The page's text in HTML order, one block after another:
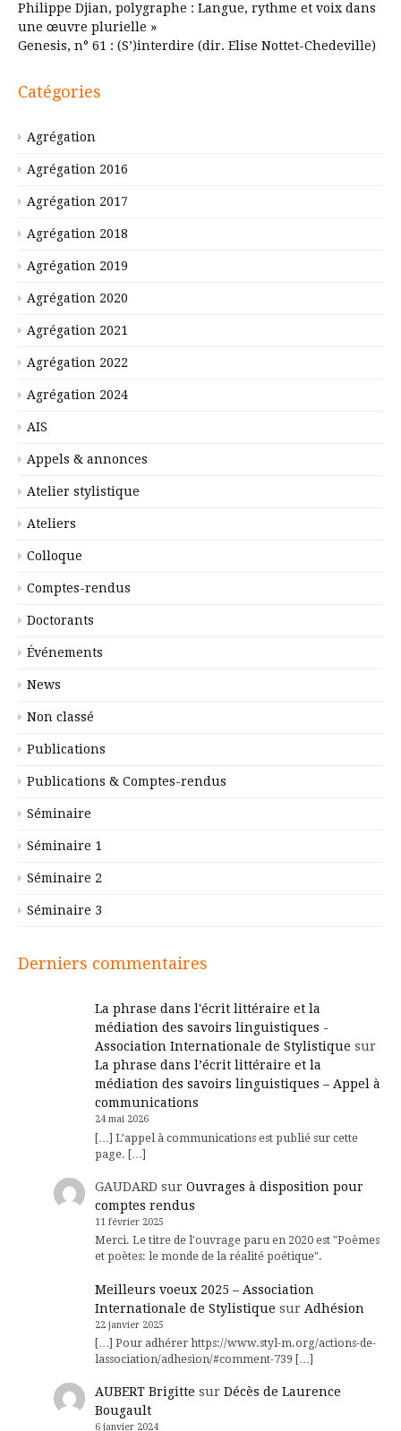
Philippe Djian, polygraphe : Langue, rythme et voix dans
une œuvre plurielle »
Genesis, n° 61 : (S’)interdire (dir. Elise Nottet-Chedeville)
Catégories
Agrégation
Agrégation 2016
Agrégation 2017
Agrégation 2018
Agrégation 2019
Agrégation 2020
Agrégation 2021
Agrégation 2022
Agrégation 2024
AIS
Appels & annonces
Atelier stylistique
Ateliers
Colloque
Comptes-rendus
Doctorants
Événements
News
Non classé
Publications
Publications & Comptes-rendus
Séminaire
Séminaire 1
Séminaire 2
Séminaire 3
Derniers commentaires
La phrase dans l'écrit littéraire et la
médiation des savoirs linguistiques -
Association Internationale de Stylistique sur
La phrase dans l’écrit littéraire et la
médiation des savoirs linguistiques – Appel à
communications
24 mai 2026
[…] L’appel à communications est publié sur cette
page. […]
GAUDARD sur Ouvrages à disposition pour
comptes rendus
11 février 2025
Merci. Le titre de l'ouvrage paru en 2020 est "Poèmes
et poètes: le monde de la réalité poétique".
Meilleurs voeux 2025 – Association
Internationale de Stylistique sur Adhésion
22 janvier 2025
[…] Pour adhérer https://www.styl-m.org/actions-de-
lassociation/adhesion/#comment-739 […]
AUBERT Brigitte sur Décès de Laurence
Bougault
6 janvier 2024